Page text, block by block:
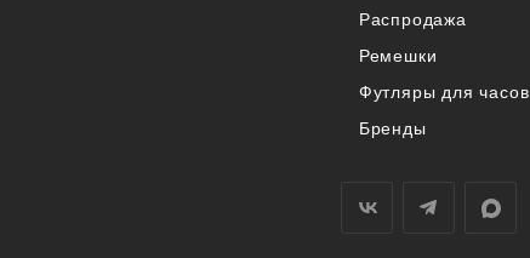
Распродажа
Ремешки
Футляры для часов
Бренды